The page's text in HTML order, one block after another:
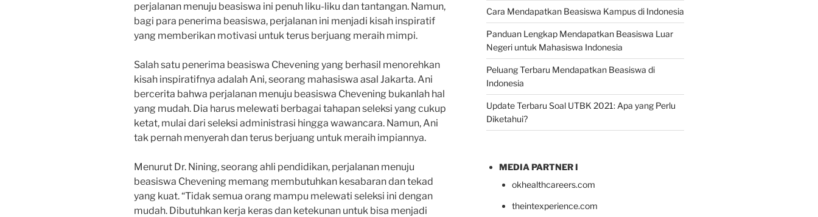
perjalanan menuju beasiswa ini penuh liku-liku dan tantangan. Namun,
bagi para penerima beasiswa, perjalanan ini menjadi kisah inspiratif
yang memberikan motivasi untuk terus berjuang meraih mimpi.
Salah satu penerima beasiswa Chevening yang berhasil menorehkan
kisah inspiratifnya adalah Ani, seorang mahasiswa asal Jakarta. Ani
bercerita bahwa perjalanan menuju beasiswa Chevening bukanlah hal
yang mudah. Dia harus melewati berbagai tahapan seleksi yang cukup
ketat, mulai dari seleksi administrasi hingga wawancara. Namun, Ani
tak pernah menyerah dan terus berjuang untuk meraih impiannya.
Menurut Dr. Nining, seorang ahli pendidikan, perjalanan menuju
beasiswa Chevening memang membutuhkan kesabaran dan tekad
yang kuat. “Tidak semua orang mampu melewati seleksi ini dengan
mudah. Dibutuhkan kerja keras dan ketekunan untuk bisa menjadi
Cara Mendapatkan Beasiswa Kampus di Indonesia
Panduan Lengkap Mendapatkan Beasiswa Luar
Negeri untuk Mahasiswa Indonesia
Peluang Terbaru Mendapatkan Beasiswa di
Indonesia
Update Terbaru Soal UTBK 2021: Apa yang Perlu
Diketahui?
MEDIA PARTNER I
okhealthcareers.com
theintexperience.com